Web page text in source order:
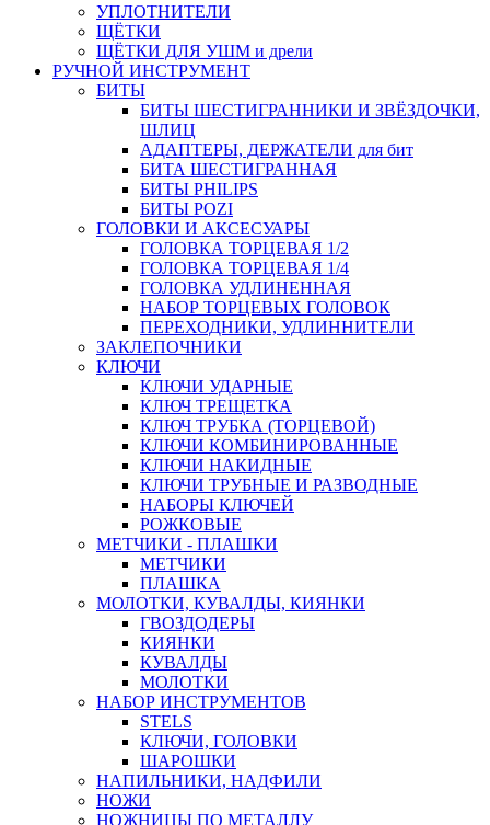
УПЛОТНИТЕЛИ
ЩЁТКИ
ЩЁТКИ ДЛЯ УШМ и дрели
РУЧНОЙ ИНСТРУМЕНТ
БИТЫ
БИТЫ ШЕСТИГРАННИКИ И ЗВЁЗДОЧКИ,
ШЛИЦ
АДАПТЕРЫ, ДЕРЖАТЕЛИ для бит
БИТА ШЕСТИГРАННАЯ
БИТЫ PHILIPS
БИТЫ POZI
ГОЛОВКИ И АКСЕСУАРЫ
ГОЛОВКА ТОРЦЕВАЯ 1/2
ГОЛОВКА ТОРЦЕВАЯ 1/4
ГОЛОВКА УДЛИНЕННАЯ
НАБОР ТОРЦЕВЫХ ГОЛОВОК
ПЕРЕХОДНИКИ, УДЛИННИТЕЛИ
ЗАКЛЕПОЧНИКИ
КЛЮЧИ
КЛЮЧИ УДАРНЫЕ
КЛЮЧ ТРЕЩЕТКА
КЛЮЧ ТРУБКА (ТОРЦЕВОЙ)
КЛЮЧИ КОМБИНИРОВАННЫЕ
КЛЮЧИ НАКИДНЫЕ
КЛЮЧИ ТРУБНЫЕ И РАЗВОДНЫЕ
НАБОРЫ КЛЮЧЕЙ
РОЖКОВЫЕ
МЕТЧИКИ - ПЛАШКИ
МЕТЧИКИ
ПЛАШКА
МОЛОТКИ, КУВАЛДЫ, КИЯНКИ
ГВОЗДОДЕРЫ
КИЯНКИ
КУВАЛДЫ
МОЛОТКИ
НАБОР ИНСТРУМЕНТОВ
STELS
КЛЮЧИ, ГОЛОВКИ
ШАРОШКИ
НАПИЛЬНИКИ, НАДФИЛИ
НОЖИ
НОЖНИЦЫ ПО МЕТАЛЛУ